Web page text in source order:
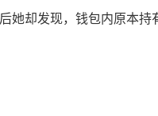
她却发现，钱包内原本